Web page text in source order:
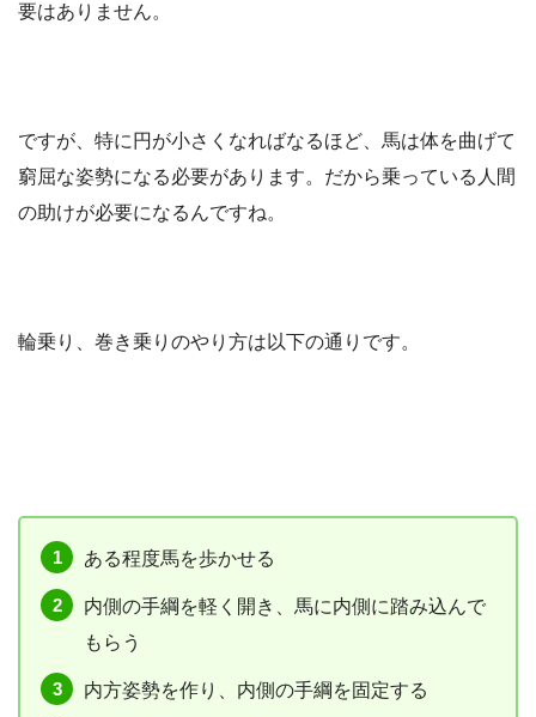
要はありません。
ですが、特に円が小さくなればなるほど、馬は体を曲げて
窮屈な姿勢になる必要があります。だから乗っている人間
の助けが必要になるんですね。
輪乗り、巻き乗りのやり方は以下の通りです。
ある程度馬を歩かせる
内側の手綱を軽く開き、馬に内側に踏み込んで
もらう
内方姿勢を作り、内側の手綱を固定する